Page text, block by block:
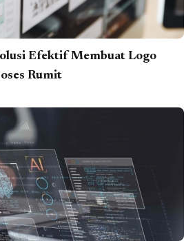
Efektif Membuat Logo
Rumit